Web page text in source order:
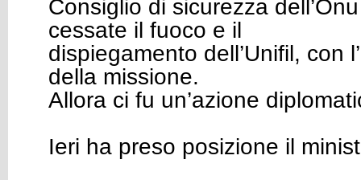
Consiglio di sicurezza
cessate il fuoco e il
dispiegamento dell’Unifil, con
della missione.
Allora ci fu un’azione
Ieri ha preso posizione il